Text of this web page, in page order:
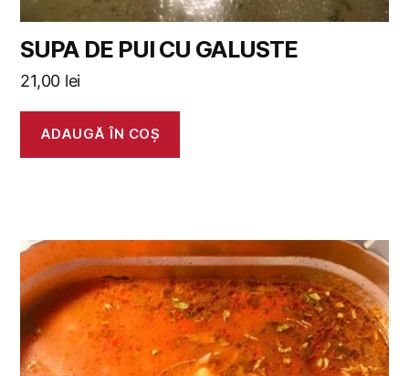
SUPA DE PUI CU GALUSTE
21,00 lei
ADAUGĂ ÎN COȘ